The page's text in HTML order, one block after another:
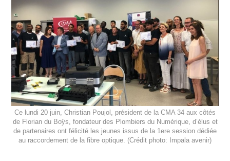
Ce lundi 20 juin, Christian Poujol, président de la CMA 34 aux côtés
de Florian du Boÿs, fondateur des Plombiers du Numérique, d’élus et
de partenaires ont félicité les jeunes issus de la 1ere session dédiée
au raccordement de la fibre optique. (Crédit photo: Impala avenir)